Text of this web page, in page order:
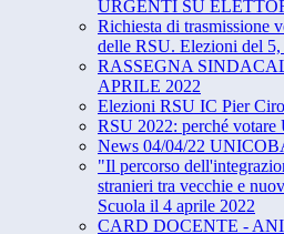
URGENTI SU
Richiesta di trasmissione
delle RSU. Elezioni del 5,
RASSEGNA
APRILE 2022
Elezioni RSU IC Pier
RSU 2022: perché votare
News 04/04/22
"Il percorso
stranieri tra vecchie e
Scuola il 4 aprile 2022
CARD DOCENTE -